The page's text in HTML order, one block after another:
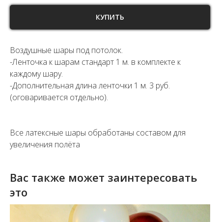
КУПИТЬ
Воздушные шары под потолок.
-Ленточка к шарам стандарт 1 м. в комплекте к
каждому шару.
-Дополнительная длина ленточки 1 м. 3 руб.
(оговаривается отдельно).
Все латексные шары обработаны составом для
увеличения полёта
Вас также может заинтересовать
это